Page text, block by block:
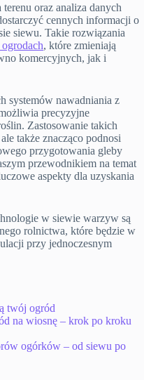
oraz analiza danych
cennych informacji o
siewu. Takie rozwiązania
, które zmieniają
komercyjnych, jak i
systemów nawadniania z
precyzyjne
Zastosowanie takich
także znacząco podnosi
przygotowania gleby
przewodnikiem na temat
aspekty dla uzyskania
w siewie warzyw są
rolnictwa, które będzie w
przy jednoczesnym
twój ogród
na wiosnę – krok po kroku
ogórków – od siewu po